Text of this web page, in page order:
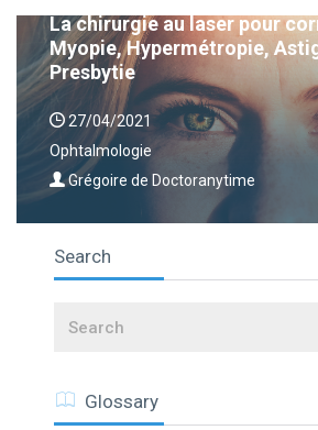
La chirurgie au laser pour
Myopie, Hypermétropie,
Presbytie
27/04/2021
Ophtalmologie
Grégoire de Doctoranytime
Search
Glossary